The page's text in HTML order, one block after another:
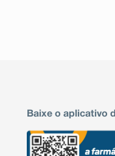
Baixe o aplicativo